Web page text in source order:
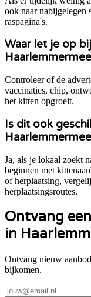
ook naar nabijgelegen
raspagina's.
Waar let je op
Controleer of de
vaccinaties, chip,
het kitten opgroeit.
Is dit ook
Ja, als je lokaal zoekt
beginnen met
of herplaatsing,
herplaatsingsroutes.
Ontvang
in
Ontvang nieuw
bijkomen.